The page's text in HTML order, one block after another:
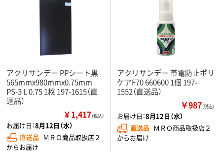
アクリサンデー PPシート黒
565mmx980mmx0.75mm
PS-3 L 0.75 1枚 197-1615（直
送品）
￥1,417（税込）
お届け日：8月12日（水）
直送品 ＭＲＯ商品取扱店２
からお届け
アクリサンデー 帯電防止ポリ
ケアF70 660600 1個 197-
1552（直送品）
￥987（税込）
お届け日：8月12日（水）
直送品 ＭＲＯ商品取扱店２
からお届け